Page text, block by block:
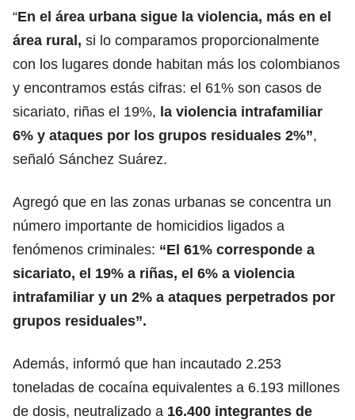
“En el área urbana sigue la violencia, más en el
área rural, si lo comparamos proporcionalmente
con los lugares donde habitan más los colombianos
y encontramos estás cifras: el 61% son casos de
sicariato, riñas el 19%, la violencia intrafamiliar
6% y ataques por los grupos residuales 2%”,
señaló Sánchez Suárez.
Agregó que en las zonas urbanas se concentra un
número importante de homicidios ligados a
fenómenos criminales: “El 61% corresponde a
sicariato, el 19% a riñas, el 6% a violencia
intrafamiliar y un 2% a ataques perpetrados por
grupos residuales”.
Además, informó que han incautado 2.253
toneladas de cocaína equivalentes a 6.193 millones
de dosis, neutralizado a 16.400 integrantes de